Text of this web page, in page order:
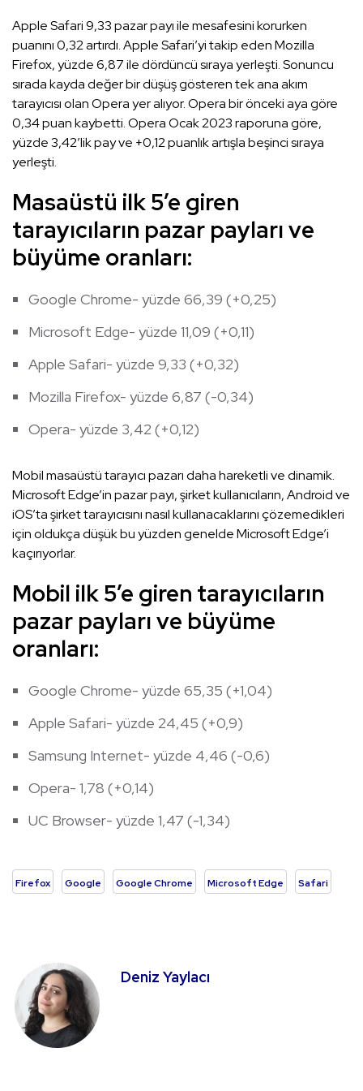
Apple Safari 9,33 pazar payı ile mesafesini korurken
puanını 0,32 artırdı. Apple Safari’yi takip eden Mozilla
Firefox, yüzde 6,87 ile dördüncü sıraya yerleşti. Sonuncu
sırada kayda değer bir düşüş gösteren tek ana akım
tarayıcısı olan Opera yer alıyor. Opera bir önceki aya göre
0,34 puan kaybetti. Opera Ocak 2023 raporuna göre,
yüzde 3,42’lik pay ve +0,12 puanlık artışla beşinci sıraya
yerleşti.
Masaüstü ilk 5’e giren
tarayıcıların pazar payları ve
büyüme oranları:
Google Chrome- yüzde 66,39 (+0,25)
Microsoft Edge- yüzde 11,09 (+0,11)
Apple Safari- yüzde 9,33 (+0,32)
Mozilla Firefox- yüzde 6,87 (-0,34)
Opera- yüzde 3,42 (+0,12)
Mobil masaüstü tarayıcı pazarı daha hareketli ve dinamik.
Microsoft Edge’in pazar payı, şirket kullanıcıların, Android ve
iOS’ta şirket tarayıcısını nasıl kullanacaklarını çözemedikleri
için oldukça düşük bu yüzden genelde Microsoft Edge’i
kaçırıyorlar.
Mobil ilk 5’e giren tarayıcıların
pazar payları ve büyüme
oranları:
Google Chrome- yüzde 65,35 (+1,04)
Apple Safari- yüzde 24,45 (+0,9)
Samsung Internet- yüzde 4,46 (-0,6)
Opera- 1,78 (+0,14)
UC Browser- yüzde 1,47 (-1,34)
Firefox Google Google Chrome Microsoft Edge Safari
Deniz Yaylacı